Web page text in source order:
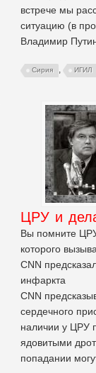
встрече мы
ситуацию (в
Владимир
Сирия , ИГИЛ
ЦРУ и
Вы помните
которого
CNN
инфаркта
CNN
сердечного
наличии у ЦРУ
ядовитыми
попадании